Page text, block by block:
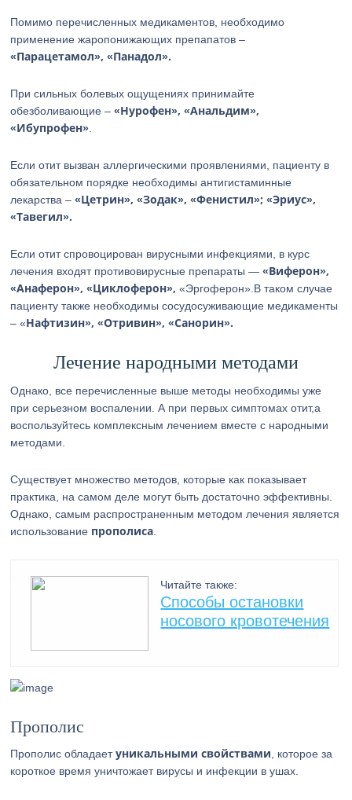
Помимо перечисленных медикаментов, необходимо
применение жаропонижающих препапатов –
«Парацетамол», «Панадол».
При сильных болевых ощущениях принимайте
обезболивающие –«Нурофен», «Анальдим»,
«Ибупрофен»
Если отит вызван аллергическими проявлениями, пациенту в
обязательном порядке необходимы антигистаминные
лекарства –«Цетрин», «Зодак», «Фенистил»; «Эриус»,
«Тавегил».
Если отит спровоцирован вирусными инфекциями, в курс
лечения входят противовирусные препараты —«Виферон»,
«Анаферон», «Циклоферон», «Эргоферон».В таком случае
пациенту также необходимы сосудосуживающие медикаменты
– «Нафтизин», «Отривин», «Санорин».
Лечение народными методами
Однако, все перечисленные выше методы необходимы уже
при серьезном воспалении. А при первых симптомах отит,а
воспользуйтесь комплексным лечением вместе с народными
методами.
Существует множество методов, которые как показывает
практика, на самом деле могут быть достаточно эффективны.
Однако, самым распространенным методом лечения является
использование прополиса
Читайте также:
Способы остановки
носового кровотечения
Прополис
Прополис обладаетуникальными свойствами , которое за
короткое время уничтожает вирусы и инфекции в ушах.